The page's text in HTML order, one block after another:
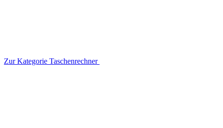
Zur Kategorie Taschenrechner